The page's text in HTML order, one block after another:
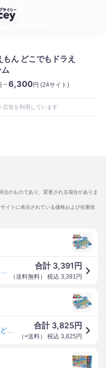
ん どこでもドラえ
~ 6,300円 (24サイト)
広告を利用しています
のものであり、変更される場合がありま
イトに表示されている価格および在庫状
合計 3,391 円
（送料無料） 税込 3,391 円
合計 3,825円
（+送料） 税込 3,825 円